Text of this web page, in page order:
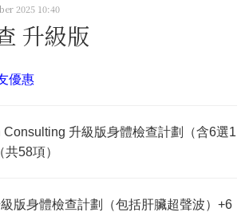
2025 10:40
升級版
優惠
升級版身體檢查計劃（含6選1
58項）
版身體檢查計劃（包括肝臟超聲波）+6